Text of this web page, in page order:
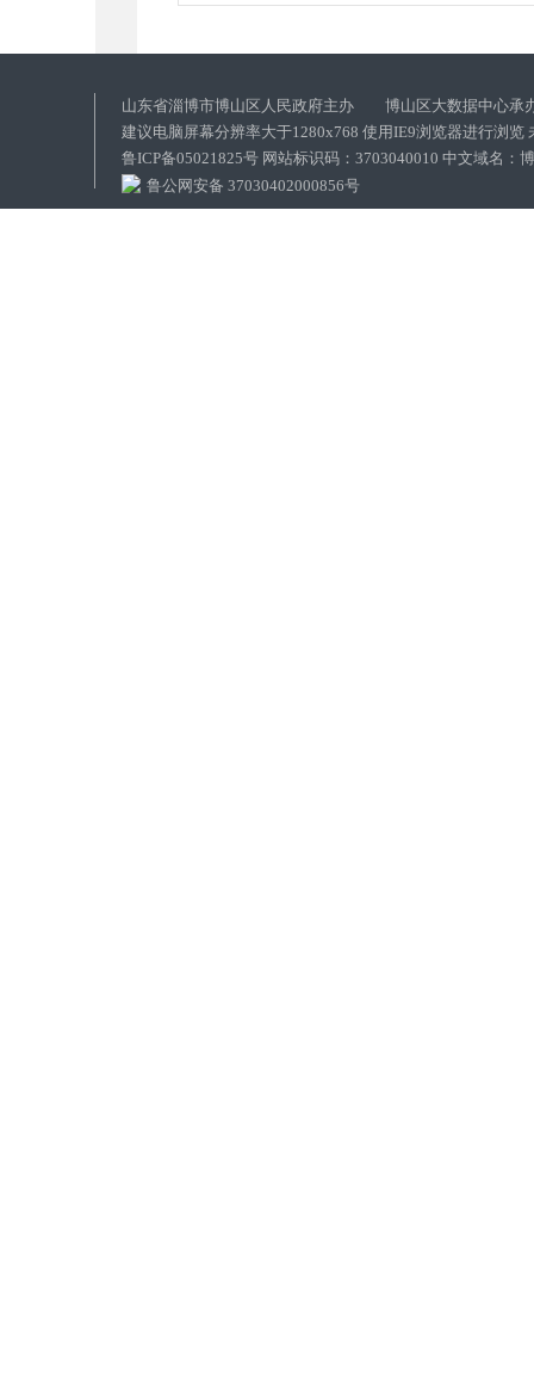
山东省淄博市博山区人民政府主办 博山区大数据中心承
建议电脑屏幕分辨率大于1280x768 使用IE9浏览器进行浏览
鲁ICP备05021825号 网站标识码：3703040010 中文域名：
鲁公网安备 37030402000856号